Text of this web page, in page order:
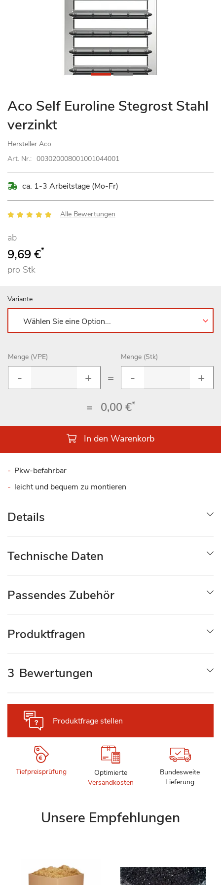
Zum
Anfang
der
springen
Aco Self Euroline Stegrost Stahl
verzinkt
Hersteller Aco
Art. Nr.: 003020008001001044001
ca. 1-3 Arbeitstage (Mo-Fr)
Bewertung: Alle Bewertungen
ab
9,69 €*
pro Stk
Variante
Menge (VPE)
=
Menge (Stk)
= 0,00 €*
In den Warenkorb
Pkw-befahrbar
leicht und bequem zu montieren
Produktfrage stellen
Tiefpreisprüfung
Optimierte
Versandkosten
Bundesweite
Lieferung
Details
Technische Daten
Passendes Zubehör
Produktfragen
3 Bewertungen
Unsere Empfehlungen